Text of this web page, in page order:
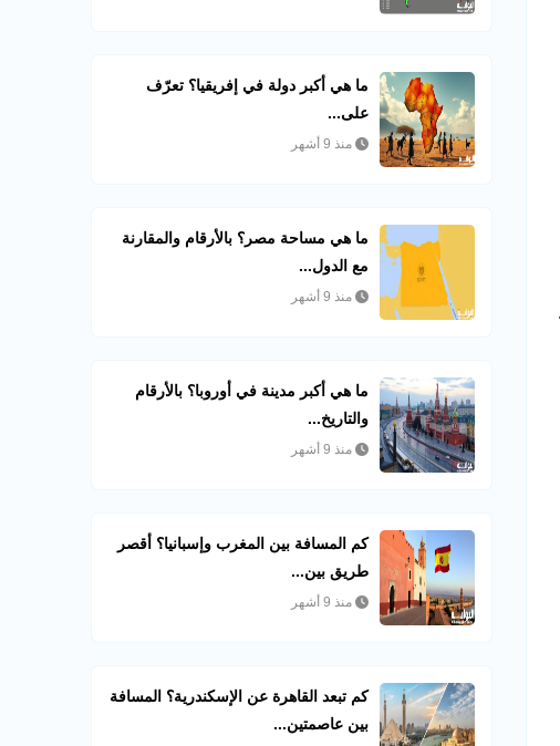
ما هي أكبر دولة في إفريقيا؟ تعرّف
على...
منذ 9 أشهر
ما هي مساحة مصر؟ بالأرقام والمقارنة
مع الدول...
منذ 9 أشهر
ما هي أكبر مدينة في أوروبا؟ بالأرقام
والتاريخ...
منذ 9 أشهر
كم المسافة بين المغرب وإسبانيا؟ أقصر
طريق بين...
منذ 9 أشهر
كم تبعد القاهرة عن الإسكندرية؟ المسافة
بين عاصمتين...